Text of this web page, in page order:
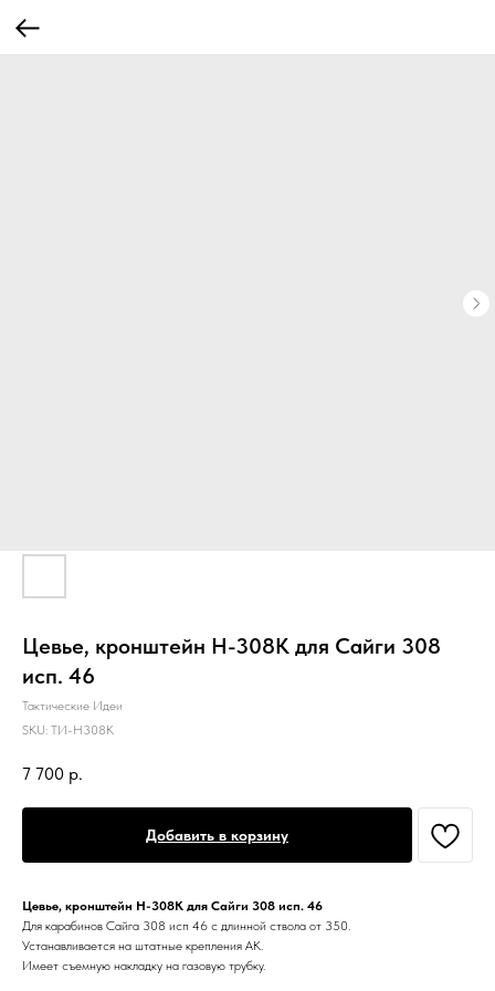
Цевье, кронштейн Н-308К для Сайги 308
исп. 46
Тактические Идеи
SKU: ТИ-Н308К
7 700 р.
Добавить в корзину
Цевье, кронштейн Н-308К для Сайги 308 исп. 46
Для карабинов Сайга 308 исп 46 с длинной ствола от 350.
Устанавливается на штатные крепления АК.
Имеет съемную накладку на газовую трубку.